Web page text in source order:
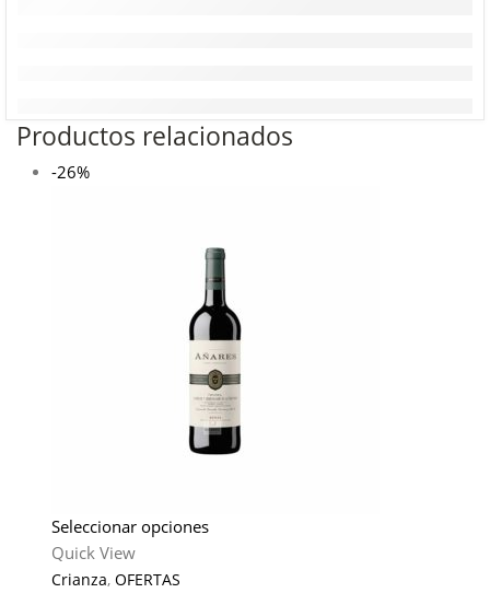
Productos relacionados
-26%
Seleccionar opciones
Quick View
Crianza, OFERTAS